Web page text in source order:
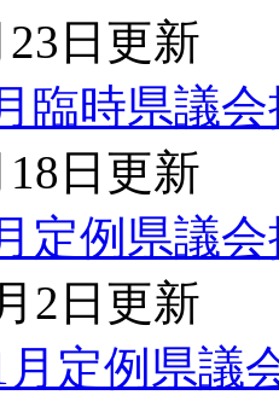
日更新
臨時県議
日更新
定例県議
2日更新
月定例県議